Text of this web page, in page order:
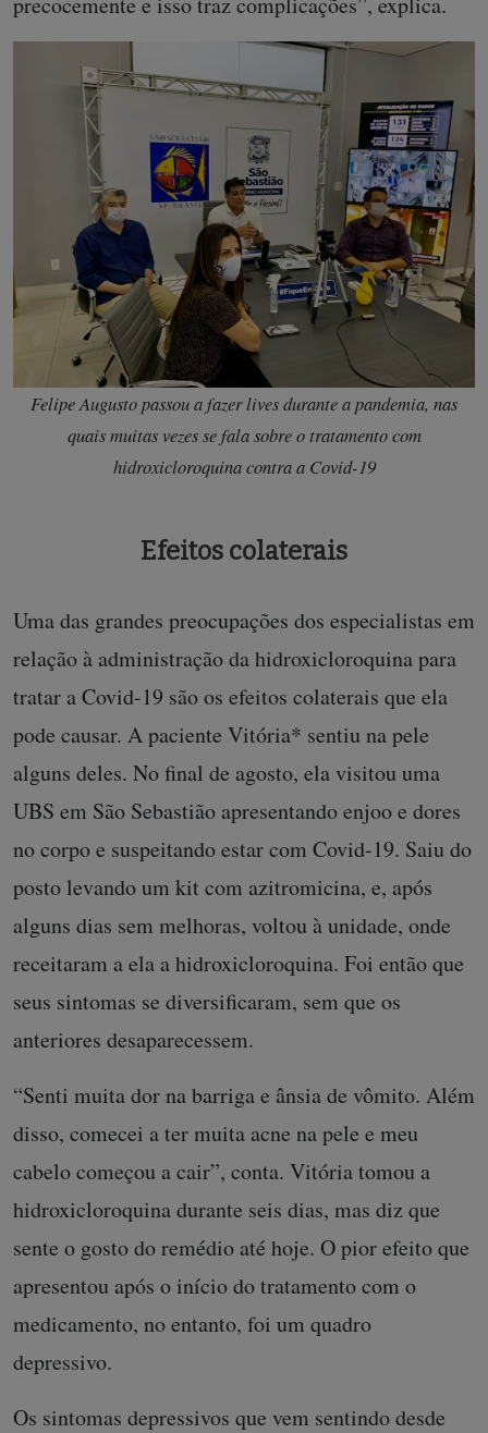
Felipe Augusto passou a fazer lives durante a pandemia, nas
quais muitas vezes se fala sobre o tratamento com
hidroxicloroquina contra a Covid-19
Efeitos colaterais
Uma das grandes preocupações dos especialistas em
relação à administração da hidroxicloroquina para
tratar a Covid-19 são os efeitos colaterais que ela
pode causar. A paciente Vitória* sentiu na pele
alguns deles. No final de agosto, ela visitou uma
UBS em São Sebastião apresentando enjoo e dores
no corpo e suspeitando estar com Covid-19. Saiu do
posto levando um kit com azitromicina, e, após
alguns dias sem melhoras, voltou à unidade, onde
receitaram a ela a hidroxicloroquina. Foi então que
seus sintomas se diversificaram, sem que os
anteriores desaparecessem.
“Senti muita dor na barriga e ânsia de vômito. Além
disso, comecei a ter muita acne na pele e meu
cabelo começou a cair”, conta. Vitória tomou a
hidroxicloroquina durante seis dias, mas diz que
sente o gosto do remédio até hoje. O pior efeito que
apresentou após o início do tratamento com o
medicamento, no entanto, foi um quadro
depressivo.
Os sintomas depressivos que vem sentindo desde